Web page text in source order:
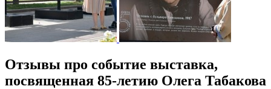
Отзывы про событие выставка,
посвященная 85-летию Олега Табакова